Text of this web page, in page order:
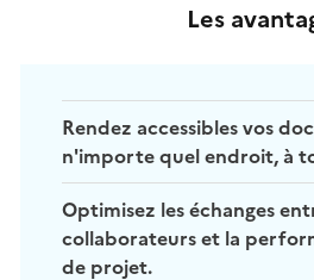
Les
Rendez accessibles vos
n'importe quel endroit, à
Optimisez les échanges
collaborateurs et la
de projet.